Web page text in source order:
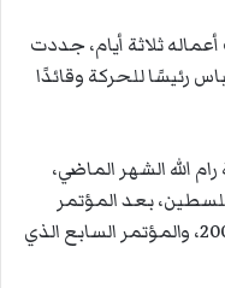
ثلاثة أيام، جددت
رئيسًا للحركة وقائدًا
الله الشهر الماضي،
بعد المؤتمر
السادس الذي عُقد في بيت لحم عام 2009، والمؤتمر السابع الذي